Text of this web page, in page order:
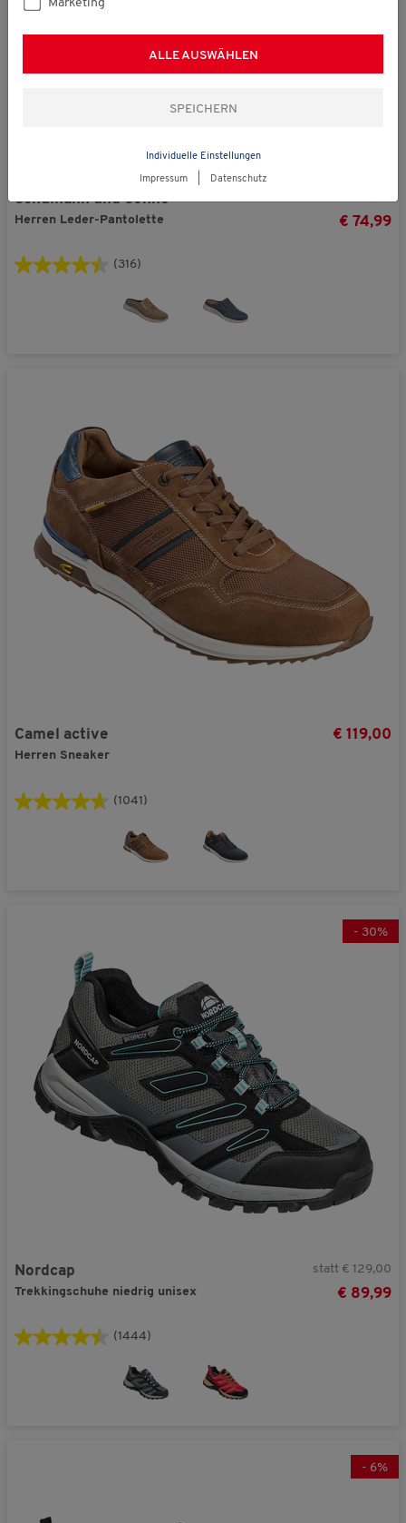
Schumann und Söhne
Herren Leder-Pantolette € 74,99
(316)
Camel active
Herren Sneaker
€ 119,00
(1041)
- 30%
Nordcap
Trekkingschuhe niedrig unisex
statt € 129,00
€ 89,99
(1444)
- 6%
Marketing
ALLE AUSWÄHLEN
Individuelle Einstellungen
Impressum Datenschutz